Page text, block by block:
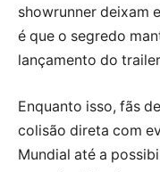
showrunner deixam
é que o segredo
lançamento do
Enquanto isso, fãs
colisão direta com
Mundial até a